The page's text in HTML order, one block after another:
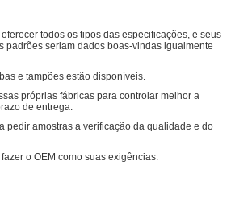
oferecer todos os tipos das especificações, e seus
padrões seriam dados boas-vindas igualmente
e tampões estão disponíveis.
próprias fábricas para controlar melhor a
de entrega.
pedir amostras a verificação da qualidade e do
fazer o OEM como suas exigências.